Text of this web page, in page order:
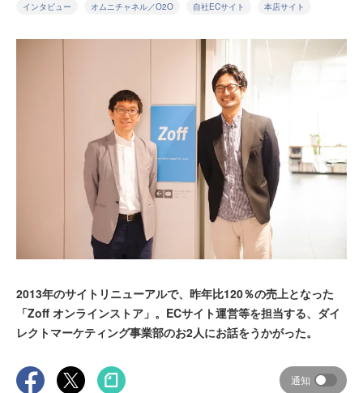
インタビュー オムニチャネル／O2O 自社ECサイト 本店サイト
2013年のサイトリニューアルで、昨年比120％の売上となった
「Zoff オンラインストア」。ECサイト運営等を担当する、ダイ
レクトマーケティング事業部のお2人にお話をうかがった。
通知